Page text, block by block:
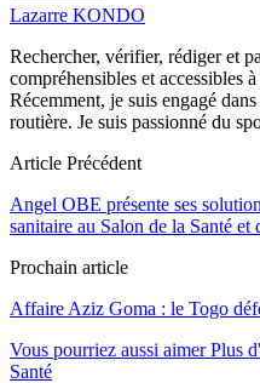
Lazarre KONDO
Rechercher, vérifier, rédiger et
compréhensibles et accessibles
Récemment, je suis engagé
routière. Je suis passionné du
Article Précédent
Angel OBE présente ses
sanitaire au Salon de la Santé et
Prochain article
Affaire Aziz Goma : le Togo
Vous pourriez aussi aimer Plus
Santé